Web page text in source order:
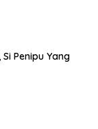
Si Penipu Yang